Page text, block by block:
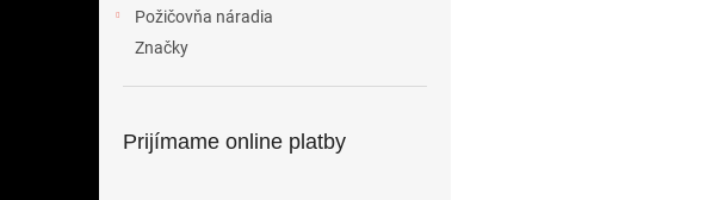
Požičovňa náradia
Značky
Prijímame online platby